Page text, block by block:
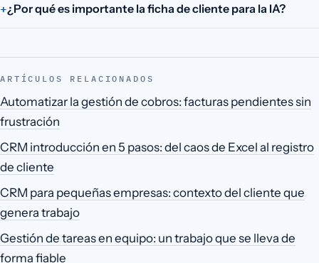
¿Por qué es importante la ficha de cliente para la IA?
ARTÍCULOS RELACIONADOS
Automatizar la gestión de cobros: facturas pendientes sin
frustración
CRM introducción en 5 pasos: del caos de Excel al registro
de cliente
CRM para pequeñas empresas: contexto del cliente que
genera trabajo
Gestión de tareas en equipo: un trabajo que se lleva de
forma fiable